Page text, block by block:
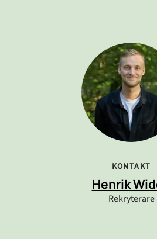
KONTAKT
Henrik
Rekryterare